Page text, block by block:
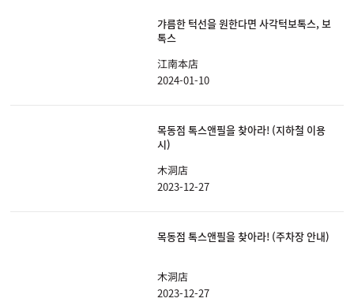
갸름한 턱선을 원한다면 사각턱보톡스, 보
톡스
江南本店
2024-01-10
목동점 톡스앤필을 찾아라! (지하철 이용
시)
木洞店
2023-12-27
목동점 톡스앤필을 찾아라! (주차장 안내)
木洞店
2023-12-27